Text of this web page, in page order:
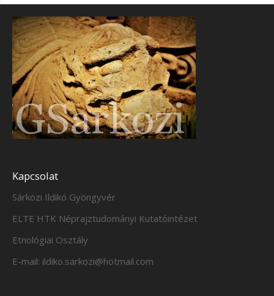
Kapcsolat
Sárközi Ildikó Gyöngyvér
ELTE HTK Néprajztudományi Kutatóintézet
Etnológiai Osztály
E-mail: ildiko.sarkozi@hotmail.com